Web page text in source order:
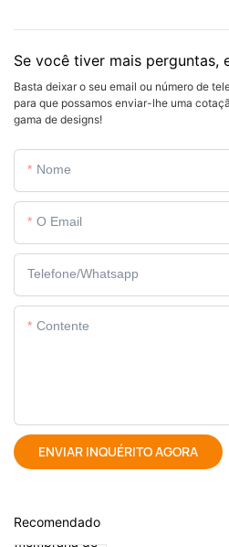
Se você tiver mais perguntas,
Basta deixar o seu email ou número de
para que possamos enviar-lhe uma
gama de designs!
Nome
O Email
Telefone/whatsapp
Contente
ENVIAR INQUÉRITO AGORA
Recomendado